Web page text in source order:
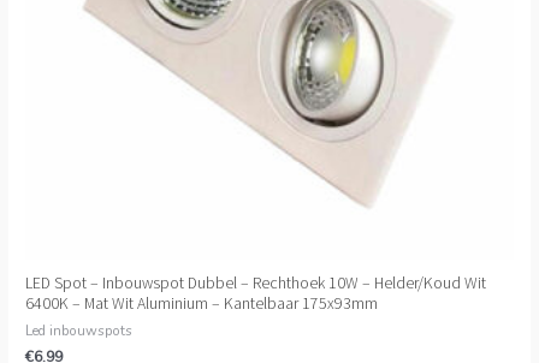
LED Spot – Inbouwspot Dubbel – Rechthoek 10W – Helder/Koud Wit
6400K – Mat Wit Aluminium – Kantelbaar 175x93mm
Led inbouwspots
€6.99